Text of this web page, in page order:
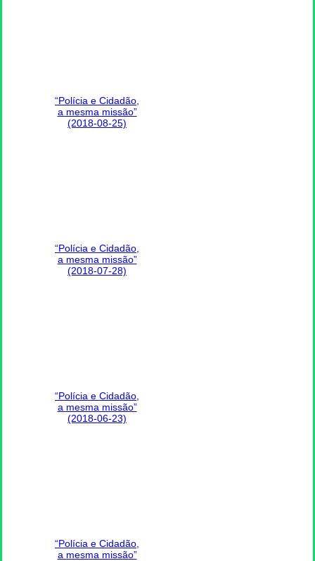
“Polícia e Cidadão,
a mesma missão”
(2018-08-25)
“Polícia e Cidadão,
a mesma missão”
(2018-07-28)
“Polícia e Cidadão,
a mesma missão”
(2018-06-23)
“Polícia e Cidadão,
a mesma missão”